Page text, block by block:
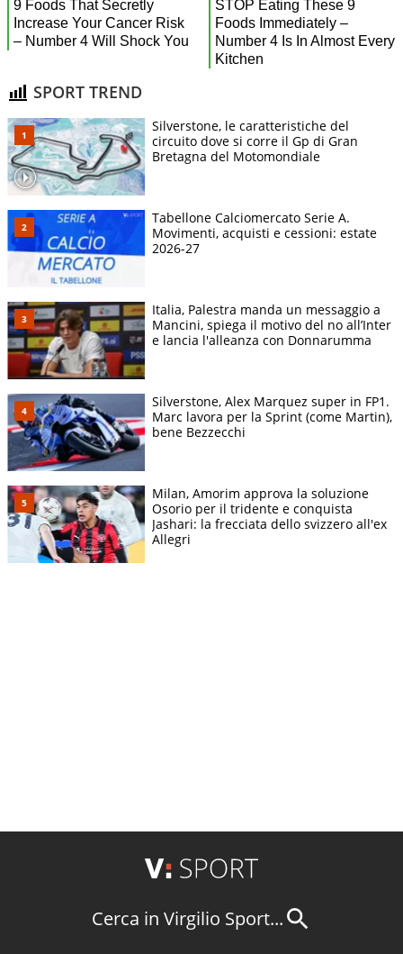
SPORT TREND
Silverstone, le caratteristiche del
circuito dove si corre il Gp di Gran
Bretagna del Motomondiale
Tabellone Calciomercato Serie A.
Movimenti, acquisti e cessioni: estate
2026-27
Italia, Palestra manda un messaggio a
Mancini, spiega il motivo del no all’Inter
e lancia l'alleanza con Donnarumma
Silverstone, Alex Marquez super in FP1.
Marc lavora per la Sprint (come Martin),
bene Bezzecchi
Milan, Amorim approva la soluzione
Osorio per il tridente e conquista
Jashari: la frecciata dello svizzero all'ex
Allegri
Cerca in Virgilio Sport...